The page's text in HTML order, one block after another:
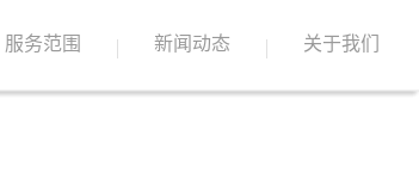
服务范围 新闻动态 关于我们